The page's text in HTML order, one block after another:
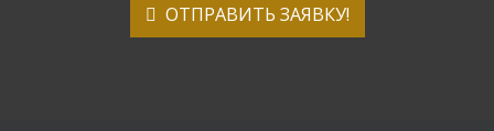
ОТПРАВИТЬ ЗАЯВКУ!